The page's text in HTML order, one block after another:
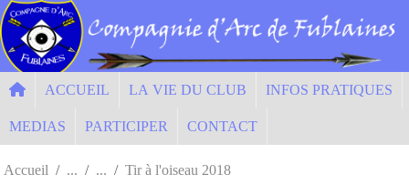
ACCUEIL LA VIE DU CLUB INFOS PRATIQUES
MEDIAS PARTICIPER CONTACT
Accueil Tir à l'oiseau 2018
Panneau de gestion des cookies